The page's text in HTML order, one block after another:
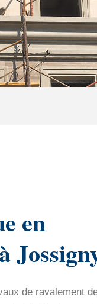
en
de ravalement